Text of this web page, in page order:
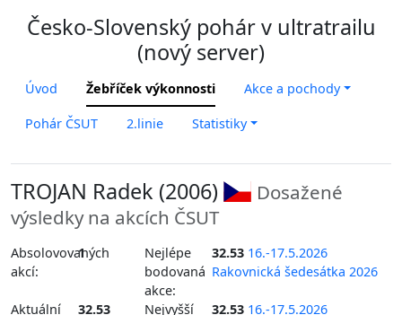
Česko-Slovenský pohár v ultratrailu
(nový server)
Úvod Žebříček výkonnosti Akce a pochody
Pohár ČSUT 2.linie Statistiky
TROJAN Radek (2006)
Dosažené
výsledky na akcích ČSUT
Absolovovaných
akcí:
1
Nejlépe
bodovaná
akce:
32.53 16.-17.5.2026
Rakovnická šedesátka 2026
Aktuální
32.53
Nejvyšší
32.53 16.-17.5.2026